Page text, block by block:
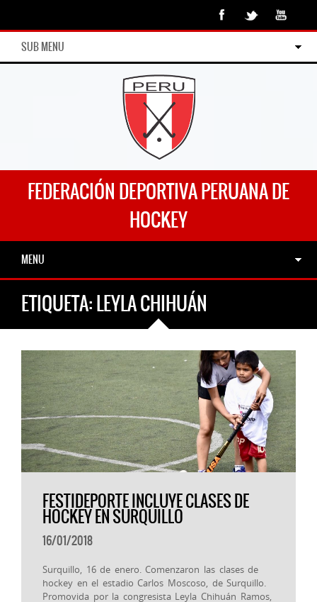
SUB MENU
FEDERACIÓN DEPORTIVA PERUANA DE
HOCKEY
MENU
ETIQUETA:LEYLA CHIHUÁN
FESTIDEPORTE INCLUYE CLASES DE
HOCKEY EN SURQUILLO
16/01/2018
Surquillo, 16 de enero. Comenzaron las clases de
hockey en el estadio Carlos Moscoso, de Surquillo.
Promovida por la congresista Leyla Chihuán Ramos,